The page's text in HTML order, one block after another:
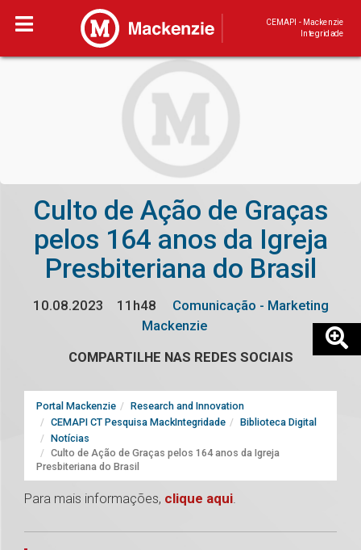
CEMAPI - Mackenzie
Integridade
Culto de Ação de Graças
pelos 164 anos da Igreja
Presbiteriana do Brasil
10.08.2023 11h48
Comunicação - Marketing
Mackenzie
COMPARTILHE NAS REDES SOCIAIS
Portal Mackenzie
Research and Innovation
CEMAPI CT Pesquisa MackIntegridade
Biblioteca Digital
Notícias
Culto de Ação de Graças pelos 164 anos da Igreja
Presbiteriana do Brasil
Para mais informações, clique aqui.
1